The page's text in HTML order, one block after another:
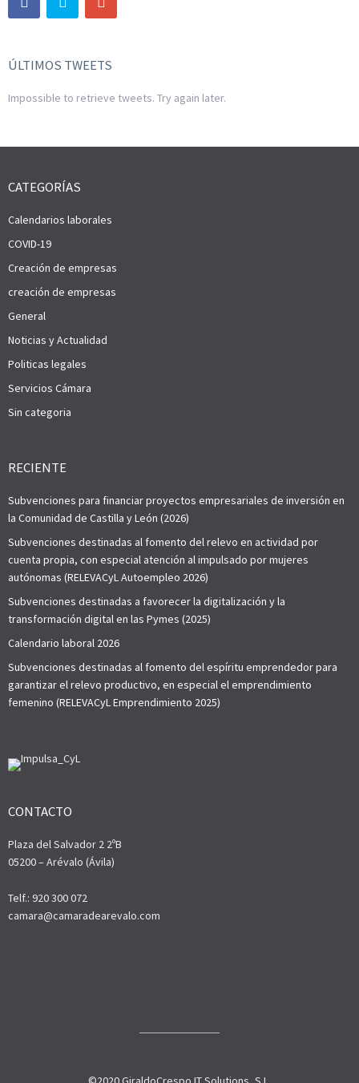
ÚLTIMOS TWEETS
Impossible to retrieve tweets. Try again later.
CATEGORÍAS
Calendarios laborales
COVID-19
Creación de empresas
creación de empresas
General
Noticias y Actualidad
Politicas legales
Servicios Cámara
Sin categoria
RECIENTE
Subvenciones para financiar proyectos empresariales de inversión en
la Comunidad de Castilla y León (2026)
Subvenciones destinadas al fomento del relevo en actividad por
cuenta propia, con especial atención al impulsado por mujeres
autónomas (RELEVACyL Autoempleo 2026)
Subvenciones destinadas a favorecer la digitalización y la
transformación digital en las Pymes (2025)
Calendario laboral 2026
Subvenciones destinadas al fomento del espíritu emprendedor para
garantizar el relevo productivo, en especial el emprendimiento
femenino (RELEVACyL Emprendimiento 2025)
CONTACTO
Plaza del Salvador 2 2ºB
05200 – Arévalo (Ávila)
Telf.: 920 300 072
camara@camaradearevalo.com